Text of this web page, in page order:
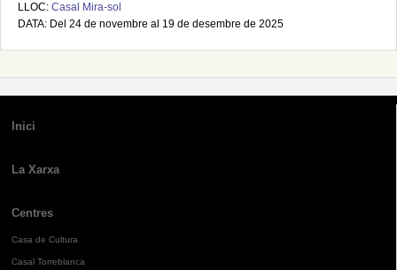
LLOC: Casal Mira-sol
DATA: Del 24 de novembre al 19 de desembre de 2025
Inici
La Xarxa
Centres
Casa de Cultura
Casal Torreblanca